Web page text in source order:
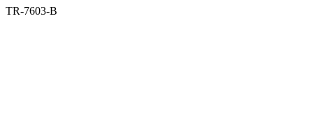
TR-7603-B